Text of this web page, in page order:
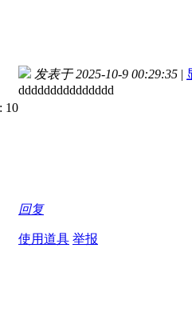
发表于 2025-10-9 00:29:35 |
ddddddddddddddd
回复
使用道具 举报